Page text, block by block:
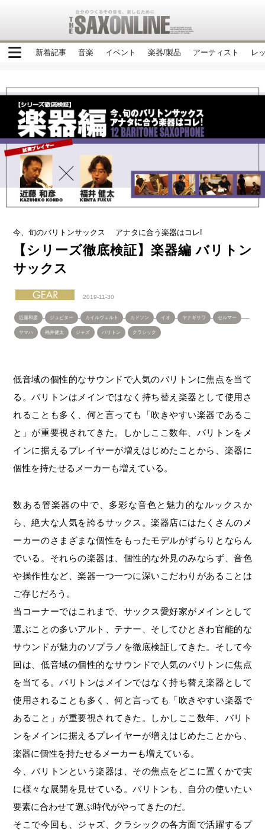
新着記事 音楽 イベント 楽器/製品 アーティスト レ
今、旬のバリトンサックス アナタに合う楽器はコレ!
【シリーズ徹底検証】楽器編 バリトン
サックス
2019-11-30
近藤和彦 ジュピター カイルヴェルト カドソン イオ ヤナギサワ セルマー
ヤマハ 福井健太 ジャズ バリトン クラシック
低音域の個性的なサウンドで人気のバリトンに焦点を当て
る。バリトンはメインではなく持ち替え楽器として使用さ
れることも多く、何と言っても「吹きやすい楽器であるこ
と」が重要視されてきた。しかしここ数年、バリトンをメ
インに据えるプレイヤーが増えはじめたことから、楽器に
個性を持たせるメーカーも増えている。
数ある管楽器の中で、多彩な音色と魅力的なルックスか
ら、絶大な人気を誇るサックス。楽器店にはたくさんのメ
ーカーのさまざまな個性をもったモデルがずらりとならん
でいる。それらの楽器は、個性的な外見のみならず、音色
や操作性など、楽器一つ一つに深いこだわりがあることは
ご存じだろう。
当コーナーではこれまで、サックス愛好家がメインとして
選ぶことの多いアルト、テナー、そしてひときわ官能的な
サウンドが魅力のソプラノを徹底検証してきた。そして今
回は、低音域の個性的なサウンドで人気のバリトンに焦点
を当てる。バリトンはメインではなく持ち替え楽器として
使用されることも多く、何と言っても「吹きやすい楽器で
あること」が重要視されてきた。しかしここ数年、バリト
ンをメインに据えるプレイヤーが増えはじめたことから、
楽器に個性を持たせるメーカーも増えている。
今、バリトンという楽器は、その焦点をどこに置くかで実
に様々な展開を見せている。バリトンも、自分の使いたい
要素に合わせて選ぶ時代がやってきたのだ。
そこで今回も、ジャズ、クラシックの各方面で活躍するプ